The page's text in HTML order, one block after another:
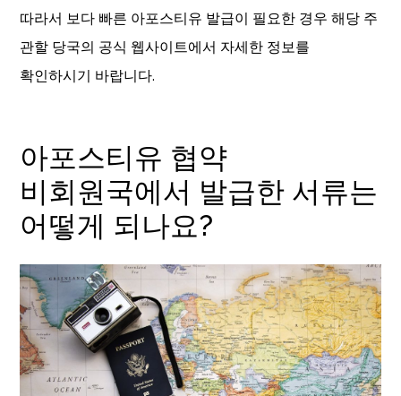
따라서 보다 빠른 아포스티유 발급이 필요한 경우 해당 주
관할 당국의 공식 웹사이트에서 자세한 정보를
확인하시기 바랍니다.
아포스티유 협약
비회원국에서 발급한 서류는
어떻게 되나요?